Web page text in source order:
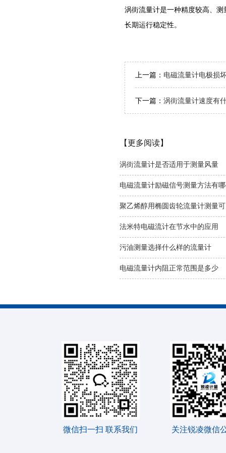
涡街流量计是一种精度较高、
长期运行稳定性。
上一篇： 电磁流量计电极损
下一篇： 涡街流量计速度有
【更多阅读】
涡街流量计是否适用于测量风量
电磁流量计励磁信号测量方法有
聚乙烯醇用椭圆齿轮流量计测量
法米特电磁流计在节水中的应用
污油测量选择什么样的流量计
电磁流量计内阻正常范围是多少
微信扫一扫 联系我们 关注锐凌微信